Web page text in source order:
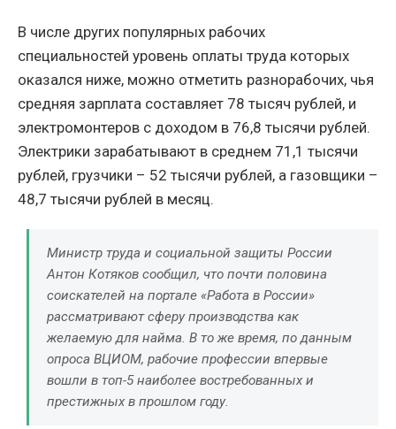
В числе других популярных рабочих
специальностей уровень оплаты труда которых
оказался ниже, можно отметить разнорабочих, чья
средняя зарплата составляет 78 тысяч рублей, и
электромонтеров с доходом в 76,8 тысячи рублей.
Электрики зарабатывают в среднем 71,1 тысячи
рублей, грузчики – 52 тысячи рублей, а газовщики –
48,7 тысячи рублей в месяц.
Министр труда и социальной защиты России
Антон Котяков сообщил, что почти половина
соискателей на портале «Работа в России»
рассматривают сферу производства как
желаемую для найма. В то же время, по данным
опроса ВЦИОМ, рабочие профессии впервые
вошли в топ-5 наиболее востребованных и
престижных в прошлом году.